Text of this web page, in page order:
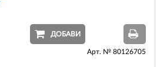
ДОБАВИ
Арт. № 80126705